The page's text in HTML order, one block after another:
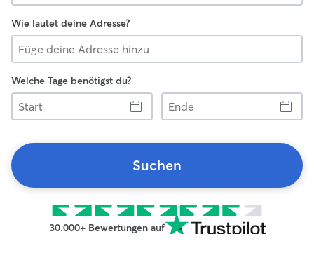
Wie lautet deine Adresse?
Welche Tage benötigst du?
Start
Ende
Suchen
30.000+ Bewertungen auf